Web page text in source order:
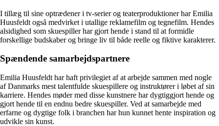
I tillæg til sine optrædener i tv-serier og teaterproduktioner har Emilia
Huusfeldt også medvirket i utallige reklamefilm og tegnefilm. Hendes
alsidighed som skuespiller har gjort hende i stand til at formidle
forskellige budskaber og bringe liv til både reelle og fiktive karakterer.
Spændende samarbejdspartnere
Emilia Huusfeldt har haft privilegiet af at arbejde sammen med nogle
af Danmarks mest talentfulde skuespillere og instruktører i løbet af sin
karriere. Hendes møder med disse kunstnere har dygtiggjort hende og
gjort hende til en endnu bedre skuespiller. Ved at samarbejde med
erfarne og dygtige folk i branchen har hun kunnet hente inspiration og
udvikle sin kunst.